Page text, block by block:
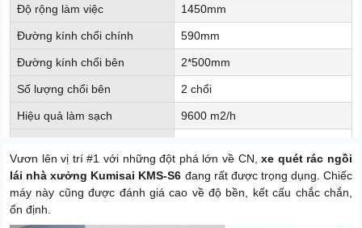
Độ rộng làm việc 1450mm
Đường kính chổi chính 590mm
Đường kính chổi bên 2*500mm
Số lượng chổi bên 2 chổi
Hiệu quả làm sạch 9600 m2/h
10h
Kiểu làm việc Ngồi lái
Khả năng leo dốc
Vươn lên vị trí #1 với những đột phá lớn về CN, xe quét rác ngồi
lái nhà xưởng Kumisai KMS-S6 đang rất được trọng dụng. Chiếc
máy này cũng được đánh giá cao về độ bền, kết cấu chắc chắn,
ổn định.